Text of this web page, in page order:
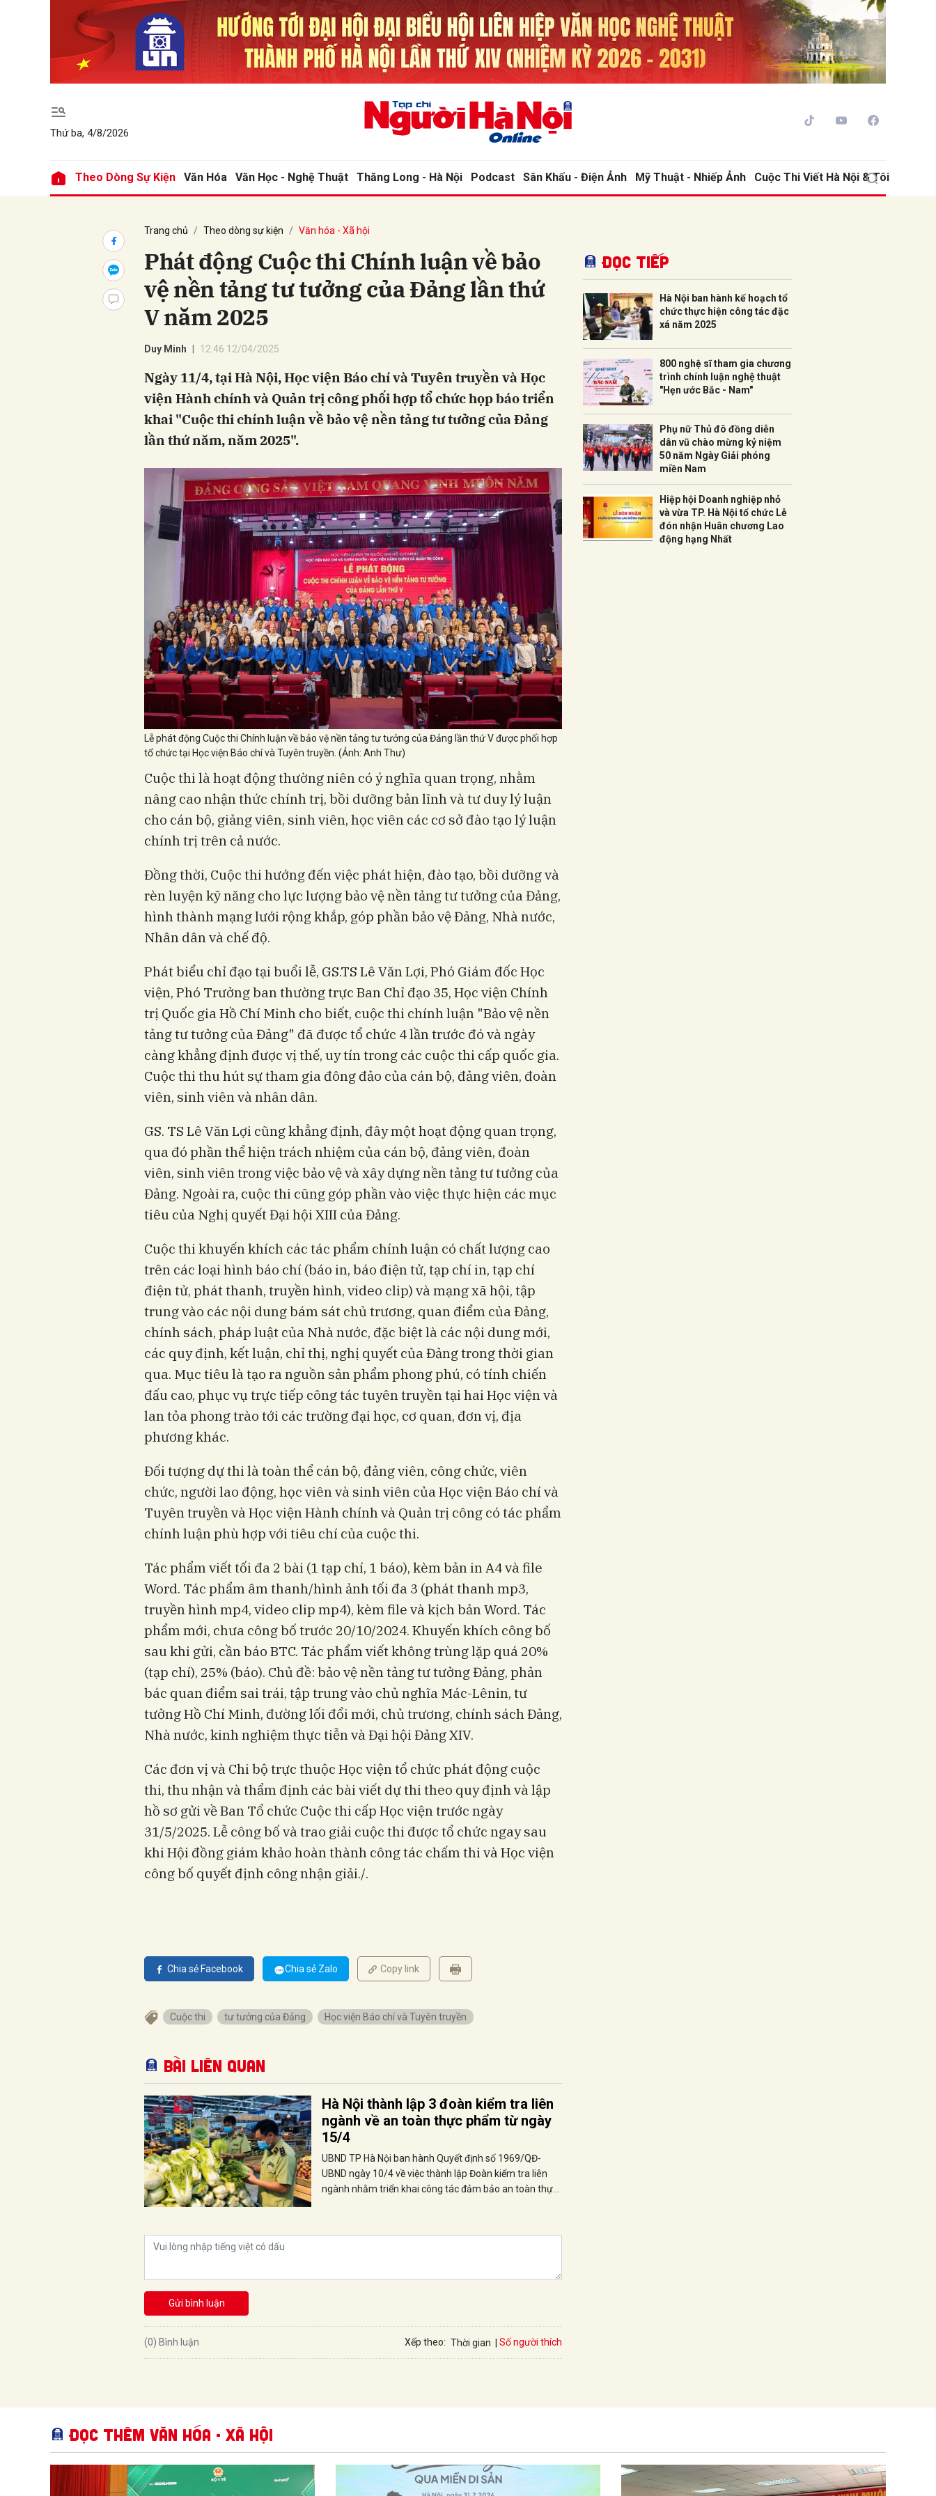
Thứ ba, 4/8/2026
Theo Dòng Sự Kiện Văn Hóa Văn Học - Nghệ Thuật Thăng Long - Hà Nội Podcast Sân Khấu - Điện Ảnh Mỹ Thuật - Nhiếp Ảnh Cuộc Thi Viết Hà Nội & Tôi
Trang chủ Theo dòng sự kiện Văn hóa - Xã hội
Phát động Cuộc thi Chính luận về bảo
vệ nền tảng tư tưởng của Đảng lần thứ
V năm 2025
Duy Minh 12:46 12/04/2025
Ngày 11/4, tại Hà Nội, Học viện Báo chí và Tuyên truyền và Học
viện Hành chính và Quản trị công phối hợp tổ chức họp báo triển
khai "Cuộc thi chính luận về bảo vệ nền tảng tư tưởng của Đảng
lần thứ năm, năm 2025".
Lễ phát động Cuộc thi Chính luận về bảo vệ nền tảng tư tưởng của Đảng lần thứ V được phối hợp
tổ chức tại Học viện Báo chí và Tuyên truyền. (Ảnh: Anh Thư)
Cuộc thi là hoạt động thường niên có ý nghĩa quan trọng, nhằm
nâng cao nhận thức chính trị, bồi dưỡng bản lĩnh và tư duy lý luận
cho cán bộ, giảng viên, sinh viên, học viên các cơ sở đào tạo lý luận
chính trị trên cả nước.
Đồng thời, Cuộc thi hướng đến việc phát hiện, đào tạo, bồi dưỡng và
rèn luyện kỹ năng cho lực lượng bảo vệ nền tảng tư tưởng của Đảng,
hình thành mạng lưới rộng khắp, góp phần bảo vệ Đảng, Nhà nước,
Nhân dân và chế độ.
Phát biểu chỉ đạo tại buổi lễ, GS.TS Lê Văn Lợi, Phó Giám đốc Học
viện, Phó Trưởng ban thường trực Ban Chỉ đạo 35, Học viện Chính
trị Quốc gia Hồ Chí Minh cho biết, cuộc thi chính luận "Bảo vệ nền
tảng tư tưởng của Đảng" đã được tổ chức 4 lần trước đó và ngày
càng khẳng định được vị thế, uy tín trong các cuộc thi cấp quốc gia.
Cuộc thi thu hút sự tham gia đông đảo của cán bộ, đảng viên, đoàn
viên, sinh viên và nhân dân.
GS. TS Lê Văn Lợi cũng khẳng định, đây một hoạt động quan trọng,
qua đó phần thể hiện trách nhiệm của cán bộ, đảng viên, đoàn
viên, sinh viên trong việc bảo vệ và xây dựng nền tảng tư tưởng của
Đảng. Ngoài ra, cuộc thi cũng góp phần vào việc thực hiện các mục
tiêu của Nghị quyết Đại hội XIII của Đảng.
Cuộc thi khuyến khích các tác phẩm chính luận có chất lượng cao
trên các loại hình báo chí (báo in, báo điện tử, tạp chí in, tạp chí
điện tử, phát thanh, truyền hình, video clip) và mạng xã hội, tập
trung vào các nội dung bám sát chủ trương, quan điểm của Đảng,
chính sách, pháp luật của Nhà nước, đặc biệt là các nội dung mới,
các quy định, kết luận, chỉ thị, nghị quyết của Đảng trong thời gian
qua. Mục tiêu là tạo ra nguồn sản phẩm phong phú, có tính chiến
đấu cao, phục vụ trực tiếp công tác tuyên truyền tại hai Học viện và
lan tỏa phong trào tới các trường đại học, cơ quan, đơn vị, địa
phương khác.
Đối tượng dự thi là toàn thể cán bộ, đảng viên, công chức, viên
chức, người lao động, học viên và sinh viên của Học viện Báo chí và
Tuyên truyền và Học viện Hành chính và Quản trị công có tác phẩm
chính luận phù hợp với tiêu chí của cuộc thi.
Tác phẩm viết tối đa 2 bài (1 tạp chí, 1 báo), kèm bản in A4 và file
Word. Tác phẩm âm thanh/hình ảnh tối đa 3 (phát thanh mp3,
truyền hình mp4, video clip mp4), kèm file và kịch bản Word. Tác
phẩm mới, chưa công bố trước 20/10/2024. Khuyến khích công bố
sau khi gửi, cần báo BTC. Tác phẩm viết không trùng lặp quá 20%
(tạp chí), 25% (báo). Chủ đề: bảo vệ nền tảng tư tưởng Đảng, phản
bác quan điểm sai trái, tập trung vào chủ nghĩa Mác-Lênin, tư
tưởng Hồ Chí Minh, đường lối đổi mới, chủ trương, chính sách Đảng,
Nhà nước, kinh nghiệm thực tiễn và Đại hội Đảng XIV.
Các đơn vị và Chi bộ trực thuộc Học viện tổ chức phát động cuộc
thi, thu nhận và thẩm định các bài viết dự thi theo quy định và lập
hồ sơ gửi về Ban Tổ chức Cuộc thi cấp Học viện trước ngày
31/5/2025. Lễ công bố và trao giải cuộc thi được tổ chức ngay sau
khi Hội đồng giám khảo hoàn thành công tác chấm thi và Học viện
công bố quyết định công nhận giải./.
Chia sẻ Facebook Chia sẻ Zalo Copy link
Cuộc thi tư tưởng của Đảng Học viện Báo chí và Tuyên truyền
Bài liên quan
Hà Nội thành lập 3 đoàn kiểm tra liên
ngành về an toàn thực phẩm từ ngày
15/4
UBND TP Hà Nội ban hành Quyết định số 1969/QĐ-
UBND ngày 10/4 về việc thành lập Đoàn kiểm tra liên
ngành nhằm triển khai công tác đảm bảo an toàn thực
Gửi bình luận
(0) Bình luận Xếp theo: Thời gian Số người thích
Đọc tiếp
Hà Nội ban hành kế hoạch tổ
chức thực hiện công tác đặc
xá năm 2025
800 nghệ sĩ tham gia chương
trình chính luận nghệ thuật
"Hẹn ước Bắc - Nam"
Phụ nữ Thủ đô đồng diễn
dân vũ chào mừng kỷ niệm
50 năm Ngày Giải phóng
miền Nam
Hiệp hội Doanh nghiệp nhỏ
và vừa TP. Hà Nội tổ chức Lễ
đón nhận Huân chương Lao
động hạng Nhất
Đọc thêm Văn hóa - Xã hội
Gửi bình luận